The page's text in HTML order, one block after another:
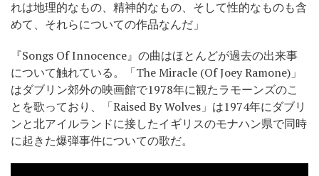
れは地理的なもの、精神的なもの、そして性的なものも含
めて、それらについての作品なんだ」
『Songs Of Innocence』の曲はほとんどが過去の出来事
について触れている。「The Miracle (Of Joey Ramone)」
はダブリン郊外の映画館で1978年に観たラモーンズのこ
とを歌っており、「Raised By Wolves」は1974年にダブリ
ンと北アイルランドに接したイギリスのモナハン県で同時
に起きた爆弾事件についての歌だ。